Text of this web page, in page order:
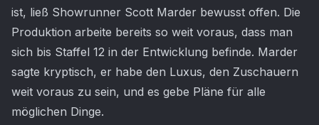
ist, ließ Showrunner Scott Marder bewusst offen. Die
Produktion arbeite bereits so weit voraus, dass man
sich bis Staffel 12 in der Entwicklung befinde. Marder
sagte kryptisch, er habe den Luxus, den Zuschauern
weit voraus zu sein, und es gebe Pläne für alle
möglichen Dinge.